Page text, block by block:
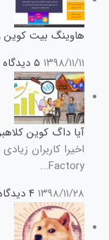
هاوینگ بیت کوین
۱۳۹۸/۱۱/۱۱ ۵ دیدگاه
آیا داگ کوین
Factory...
۱۳۹۸/۱۱/۲۸ ۴ دیدگاه